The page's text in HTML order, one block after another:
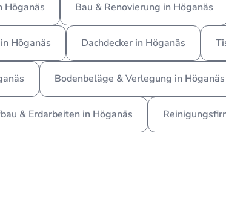
Höganäs Bau & Renovierung in Höganäs
Höganäs Dachdecker in Höganäs
Bodenbeläge & Verlegung in Höganäs
& Erdarbeiten in Höganäs